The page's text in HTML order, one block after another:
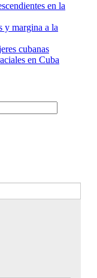
en la
y margina a la
cubanas
en Cuba